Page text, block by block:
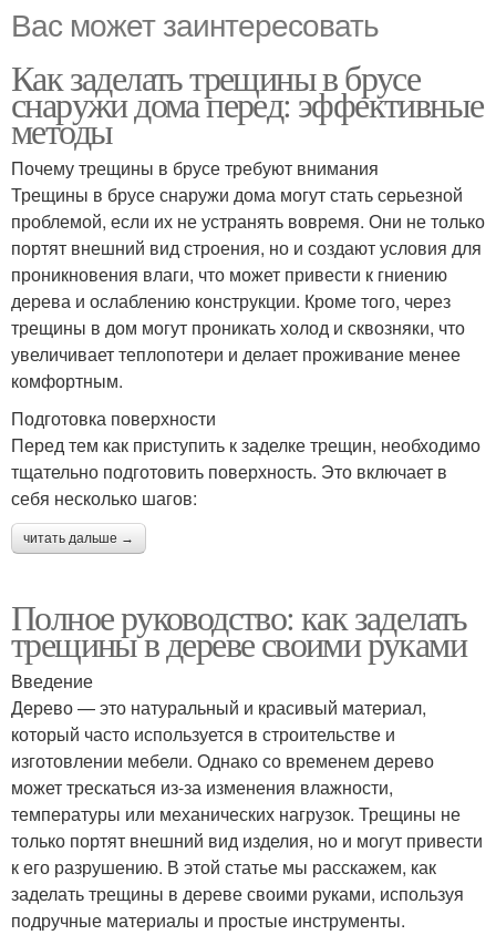
Вас может заинтересовать
Как заделать трещины в брусе
снаружи дома перед: эффективные
методы
Почему трещины в брусе требуют внимания
Трещины в брусе снаружи дома могут стать серьезной
проблемой, если их не устранять вовремя. Они не только
портят внешний вид строения, но и создают условия для
проникновения влаги, что может привести к гниению
дерева и ослаблению конструкции. Кроме того, через
трещины в дом могут проникать холод и сквозняки, что
увеличивает теплопотери и делает проживание менее
комфортным.
Подготовка поверхности
Перед тем как приступить к заделке трещин, необходимо
тщательно подготовить поверхность. Это включает в
себя несколько шагов:
читать дальше →
Полное руководство: как заделать
трещины в дереве своими руками
Введение
Дерево — это натуральный и красивый материал,
который часто используется в строительстве и
изготовлении мебели. Однако со временем дерево
может трескаться из-за изменения влажности,
температуры или механических нагрузок. Трещины не
только портят внешний вид изделия, но и могут привести
к его разрушению. В этой статье мы расскажем, как
заделать трещины в дереве своими руками, используя
подручные материалы и простые инструменты.